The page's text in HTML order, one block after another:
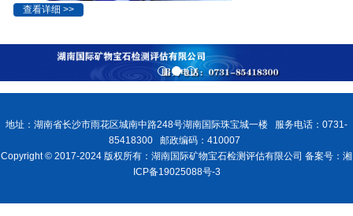
查看详细 >>
地址：湖南省长沙市雨花区城南中路248号湖南国际珠宝城一楼 服务电话：0731-
85418300 邮政编码：410007
Copyright © 2017-2024 版权所有：湖南国际矿物宝石检测评估有限公司 备案号：湘
ICP备19025088号-3